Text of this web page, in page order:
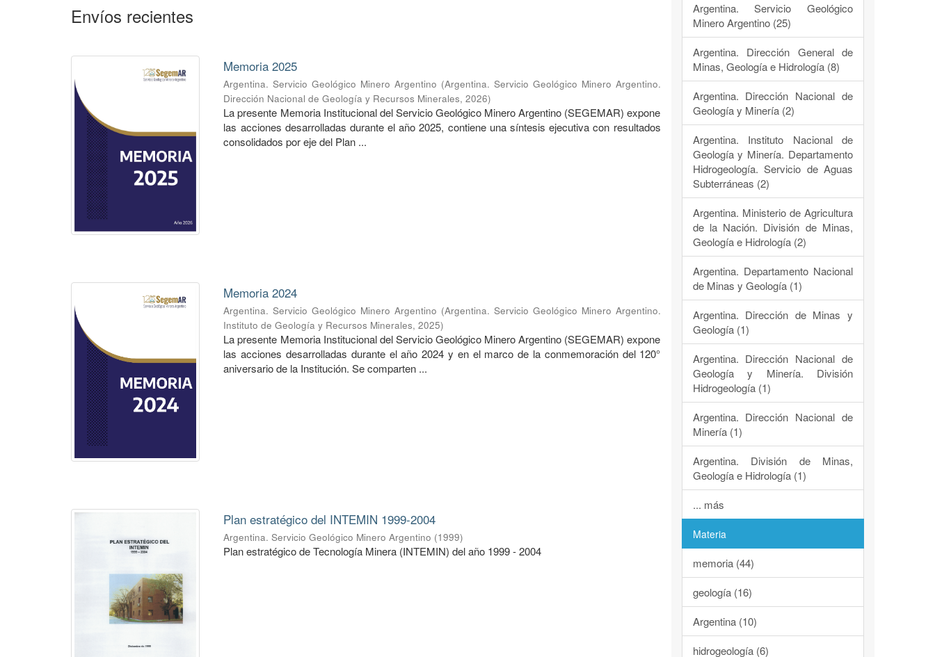
Envíos recientes
Memoria 2025
Argentina. Servicio Geológico Minero Argentino (Argentina. Servicio Geológico Minero Argentino.
Dirección Nacional de Geología y Recursos Minerales,2026)
La presente Memoria Institucional del Servicio Geológico Minero Argentino (SEGEMAR) expone
las acciones desarrolladas durante el año 2025, contiene una síntesis ejecutiva con resultados
consolidados por eje del Plan ...
Memoria 2024
Argentina. Servicio Geológico Minero Argentino (Argentina. Servicio Geológico Minero Argentino.
Instituto de Geología y Recursos Minerales,2025)
La presente Memoria Institucional del Servicio Geológico Minero Argentino (SEGEMAR) expone
las acciones desarrolladas durante el año 2024 y en el marco de la conmemoración del 120°
aniversario de la Institución. Se comparten ...
Plan estratégico del INTEMIN 1999-2004
Argentina. Servicio Geológico Minero Argentino (1999)
Plan estratégico de Tecnología Minera (INTEMIN) del año 1999 - 2004
Argentina. Servicio Geológico
Minero Argentino (25)
Argentina. Dirección General de
Minas, Geología e Hidrología (8)
Argentina. Dirección Nacional de
Geología y Minería (2)
Argentina. Instituto Nacional de
Geología y Minería. Departamento
Hidrogeología. Servicio de Aguas
Subterráneas (2)
Argentina. Ministerio de Agricultura
de la Nación. División de Minas,
Geología e Hidrología (2)
Argentina. Departamento Nacional
de Minas y Geología (1)
Argentina. Dirección de Minas y
Geología (1)
Argentina. Dirección Nacional de
Geología y Minería. División
Hidrogeología (1)
Argentina. Dirección Nacional de
Minería (1)
Argentina. División de Minas,
Geología e Hidrología (1)
... más
Materia
memoria (44)
geología (16)
Argentina (10)
hidrogeología (6)